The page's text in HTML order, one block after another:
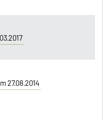
27.08.2014